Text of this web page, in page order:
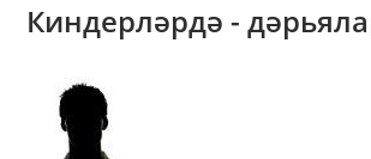
Киндерләрдә -